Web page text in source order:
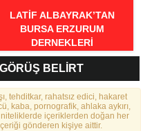
LATIF ALBAYRAK’TAN
BURSA ERZURUM
DERNEKLERI
FEDERASYONU İÇIN 25
MADDELIK BÜYÜK VIZYON:
GÜÇLÜ, DAHA ETKIN,
DAHA KAPSAYICI BIR
FEDERASYON İÇIN YOLA
ÇIKTIK”
BELİRT
tehditkar, rahatsız edici, hakaret
kaba, pornografik, ahlaka aykırı,
içeriklerden doğan her
gönderen kişiye aittir.